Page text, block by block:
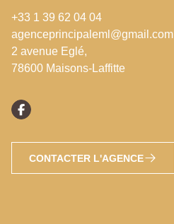
+33 1 39 62 04 04
agenceprincipaleml@gmail.com
2 avenue Eglé,
78600 Maisons-Laffitte
CONTACTER L'AGENCE